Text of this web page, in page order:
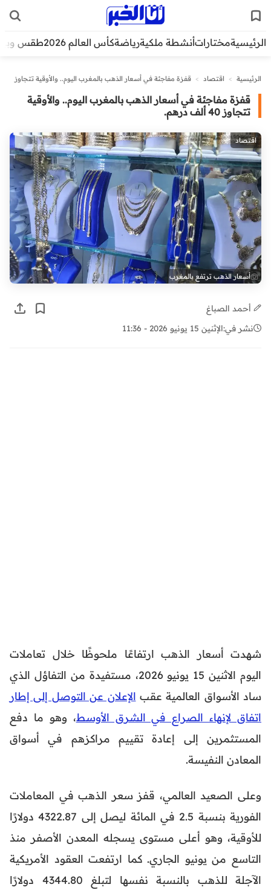
الرئيسيةمختاراتأنشطة ملكيةرياضةكأس العالم 2026 طقس
الرئيسية > اقتصاد > قفزة مفاجئة في أسعار الذهب بالمغرب اليوم.. والأوقية تتجاوز
قفزة مفاجئة في أسعار الذهب بالمغرب اليوم.. والأوقية
تتجاوز 40 ألف درهم.
اقتصاد
أسعار الذهب ترتفع بالمغرب
أحمد الصباغ
نشر في:الإثنين 15 يونيو 2026 - 11:36
شهدت أسعار الذهب ارتفاعًا ملحوظًا خلال تعاملات
اليوم الاثنين 15 يونيو 2026، مستفيدة من التفاؤل الذي
ساد الأسواق العالمية عقب الإعلان عن التوصل إلى إطار
اتفاق لإنهاء الصراع في الشرق الأوسط، وهو ما دفع
المستثمرين إلى إعادة تقييم مراكزهم في أسواق
المعادن النفيسة.
وعلى الصعيد العالمي، قفز سعر الذهب في المعاملات
الفورية بنسبة 2.5 في المائة ليصل إلى 4322.87 دولارًا
للأوقية، وهو أعلى مستوى يسجله المعدن الأصفر منذ
التاسع من يونيو الجاري. كما ارتفعت العقود الأمريكية
الآجلة للذهب بالنسبة نفسها لتبلغ 4344.80 دولارًا